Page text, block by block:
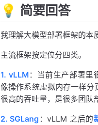
💡 简要回答
我理解大模型部署框架的本
主流框架按定位分四类。
1. vLLM ：当前生产部署里
像操作系统虚拟内存一样
很高的吞吐量，是很多团队
2. SGLang ：vLLM 之后的